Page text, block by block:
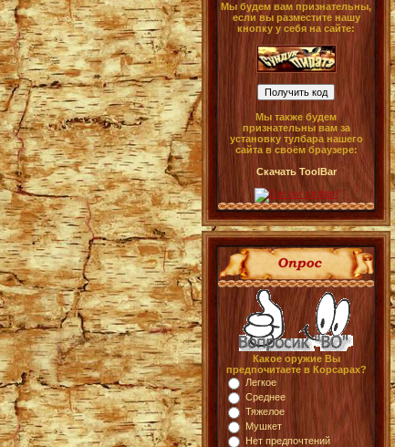
Мы будем вам признательны,
если вы разместите нашу
кнопку у себя на сайте:
Мы также будем
признательны вам за
установку тулбара нашего
сайта в своём браузере:
Скачать ToolBar
Какое оружие Вы
предпочитаете в Корсарах?
Легкое
Среднее
Тяжелое
Мушкет
Нет предпочтений